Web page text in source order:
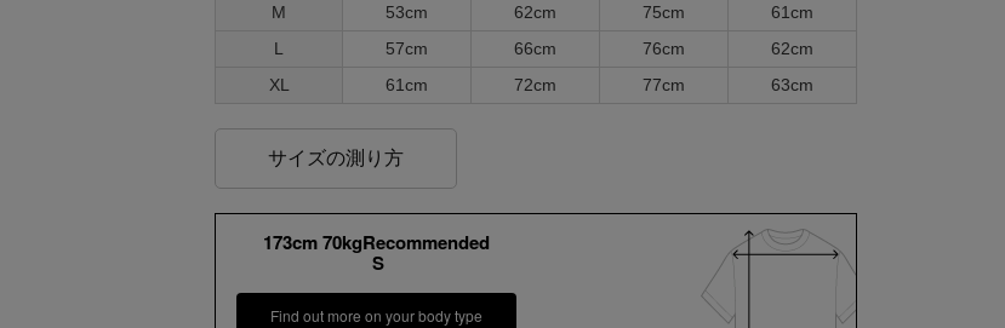
M
53cm 62cm 75cm
61cm
L
57cm 66cm 76cm
62cm
XL
61cm 72cm 77cm 63cm
サイズの測り方
173cm 70kgRecommended
S
Find out more on your body type